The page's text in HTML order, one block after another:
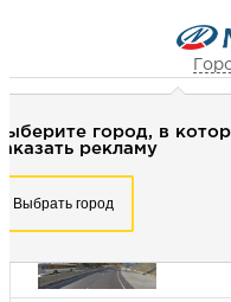
город, в
рекламу
Выбрать город
Город не выбран
Рекламное
Наружная реклама
Билборд 3х6 (сторона Б) -